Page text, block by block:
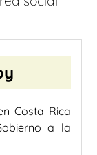
Costa Rica
a la